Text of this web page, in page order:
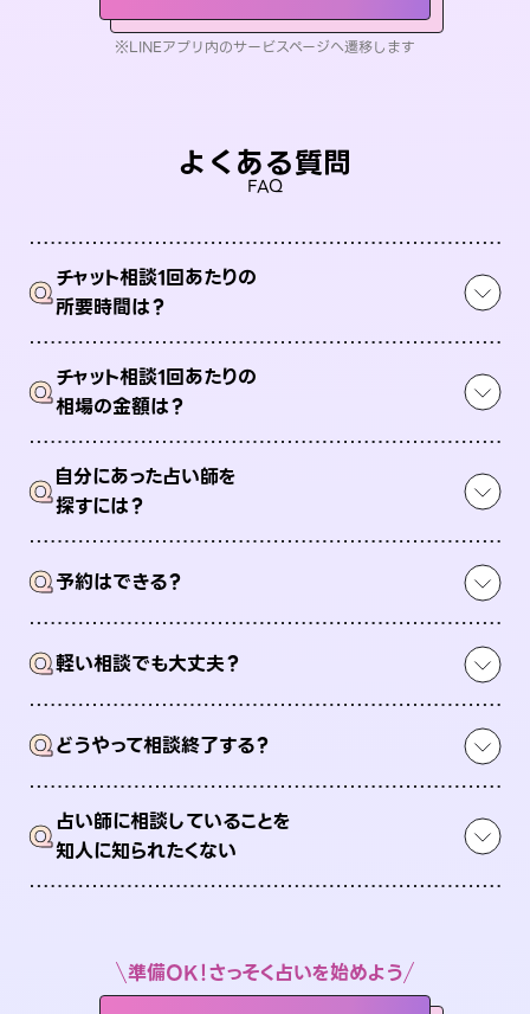
※LINEアプリ内のサービスページへ遷移します
よくある質問
FAQ
Qチャット相談1回あたりの
所要時間は？
Qチャット相談1回あたりの
相場の金額は？
Q自分にあった占い師を
探すには？
Q予約はできる？
Q軽い相談でも大丈夫？
Qどうやって相談終了する？
Q占い師に相談していることを
知人に知られたくない
準備OK！さっそく占いを始めよう